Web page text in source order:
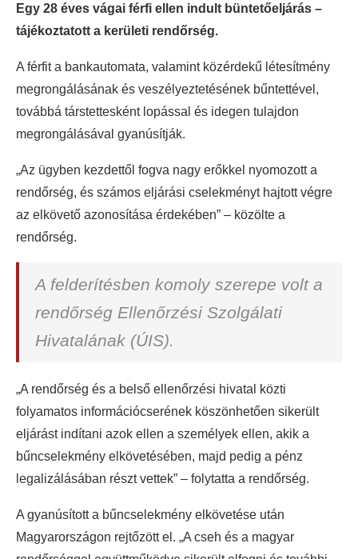
Egy 28 éves vágai férfi ellen indult büntetőeljárás –
tájékoztatott a kerületi rendőrség.
A férfit a bankautomata, valamint közérdekű létesítmény
megrongálásának és veszélyeztetésének bűntettével,
továbbá társtettesként lopással és idegen tulajdon
megrongálásával gyanúsítják.
„Az ügyben kezdettől fogva nagy erőkkel nyomozott a
rendőrség, és számos eljárási cselekményt hajtott végre
az elkövető azonosítása érdekében” – közölte a
rendőrség.
A felderítésben komoly szerepe volt a
rendőrség Ellenőrzési Szolgálati
Hivatalának (ÚIS).
„A rendőrség és a belső ellenőrzési hivatal közti
folyamatos információcserének köszönhetően sikerült
eljárást indítani azok ellen a személyek ellen, akik a
bűncselekmény elkövetésében, majd pedig a pénz
legalizálásában részt vettek” – folytatta a rendőrség.
A gyanúsított a bűncselekmény elkövetése után
Magyarországon rejtőzött el. „A cseh és a magyar